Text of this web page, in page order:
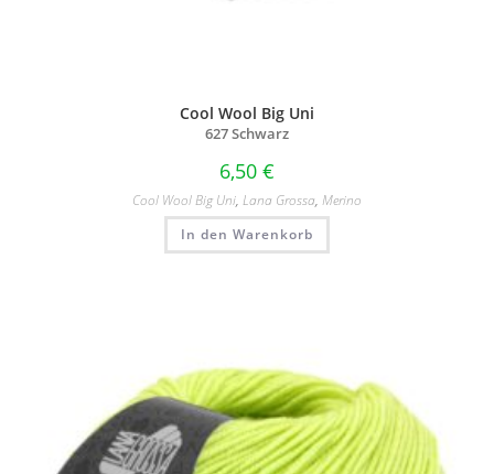
Cool Wool Big Uni
627 Schwarz
6,50 €
Cool Wool Big Uni, Lana Grossa, Merino
In den Warenkorb